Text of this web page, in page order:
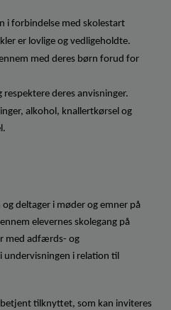
i forbindelse med skolestart
er lovlige og vedligeholdte.
med deres børn forud for
deres anvisninger.
alkohol, knallertkørsel og
deltager i møder og emner på
elevernes skolegang på
med adfærds- og
i relation til
tilknyttet, som kan inviteres